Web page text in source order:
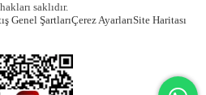
saklıdır.
Genel ŞartlarıÇerez AyarlarıSite Haritası